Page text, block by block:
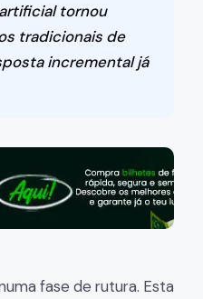
tornou
tradicionais de
incremental já
fase de rutura. Esta